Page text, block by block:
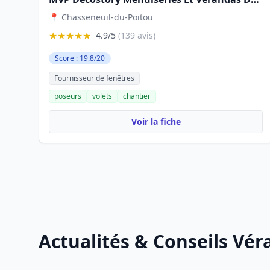
📍 Chasseneuil-du-Poitou
★★★★★ 4.9/5 (139 avis)
Score : 19.8/20
Fournisseur de fenêtres
poseurs
volets chantier
Voir la fiche
Actualités & Conseils